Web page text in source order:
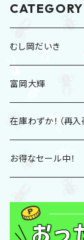
CATEGORY
むし岡だいき
2026夏グッズ
2025冬グッズ
2025夏グッズ
パーカー
富岡大輝
CD
DVD
「POTLUCK」グッ
在庫わずか！（再入
お得なセール中！